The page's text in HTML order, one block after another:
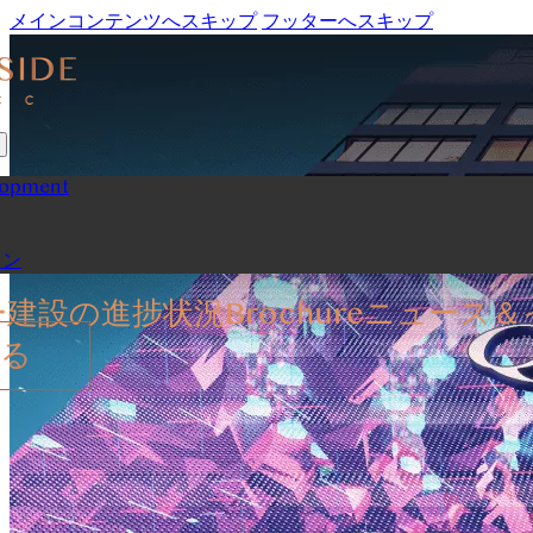
メインコンテンツへスキップ フッターへスキップ
建設の進捗状況Brochureニュース＆